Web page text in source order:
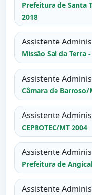
Prefeitura de Santa
2018
Assistente
Missão Sal da Terra
Assistente
Câmara de Barroso/
Assistente
CEPROTEC/MT 2004
Assistente
Prefeitura de
Assistente